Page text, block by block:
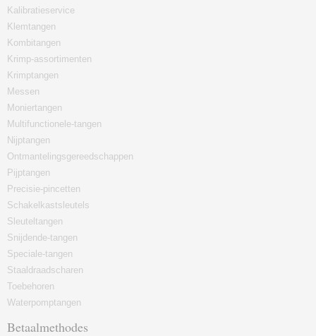
Kalibratieservice
Klemtangen
Kombitangen
Krimp-assortimenten
Krimptangen
Messen
Moniertangen
Multifunctionele-tangen
Nijptangen
Ontmantelingsgereedschappen
Pijptangen
Precisie-pincetten
Schakelkastsleutels
Sleuteltangen
Snijdende-tangen
Speciale-tangen
Staaldraadscharen
Toebehoren
Waterpomptangen
Betaalmethodes